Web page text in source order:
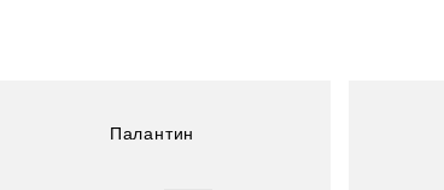
Палантин